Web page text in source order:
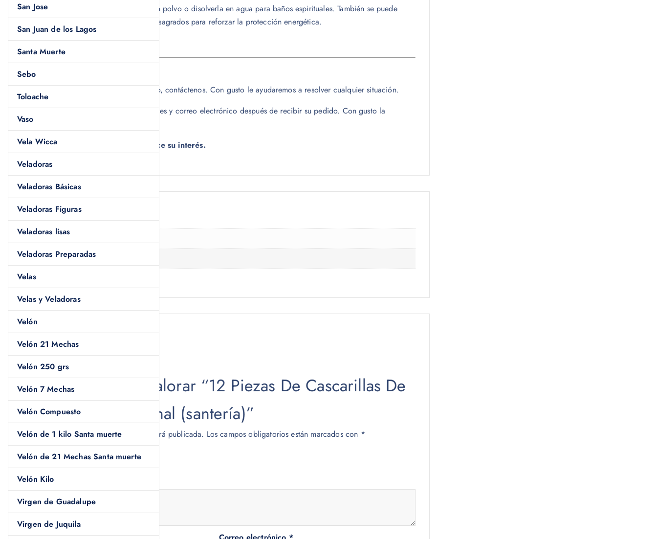
San Jose
San Juan de los Lagos
Santa Muerte
Sebo
Toloache
Vaso
Vela Wicca
Veladoras
Veladoras Básicas
Veladoras Figuras
Veladoras lisas
Veladoras Preparadas
Velas
Velas y Veladoras
Velón
Velón 21 Mechas
Velón 250 grs
Velón 7 Mechas
Velón Compuesto
Velón de 1 kilo Santa muerte
Velón de 21 Mechas Santa muerte
Velón Kilo
Virgen de Guadalupe
Virgen de Juquila
Puede utilizar la
en polvo o disolverla en agua para baños espirituales. También se puede
colocar en entradas, puertas o espacios sagrados para reforzar la protección energética.
Mantener en un lugar fresco y seco.
Atención al cliente
Si al recibir su compra no está satisfecho, contáctenos. Con gusto le ayudaremos a resolver cualquier situación.
Si requiere factura, envíe sus datos fiscales y correo electrónico después de recibir su pedido. Con gusto la
generamos.
Velas y Veladoras Luz María agradece su interés.
Información adicional
Peso
Dimensiones
60 × 12 × 12 cm
Valoraciones
No hay valoraciones aún.
Sé el primero en valorar “12 Piezas De Cascarillas De
Huevo 100% Original (santería)”
Tu dirección de correo electrónico no será publicada. Los campos obligatorios están marcados con *
Tu puntuación
Tu valoración